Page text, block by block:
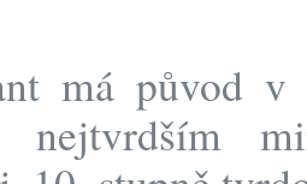
má původ v